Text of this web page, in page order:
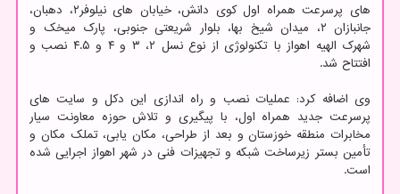
های پرسرعت همراه اول کوی دانش، خیابان های نیلوفر۲، دهبان،
جانبازان ۲، میدان شیخ بها، بلوار شریعتی جنوبی، پارک میخک و
شهرک الهیه اهواز با تکنولوژی از نوع نسل ۲، ۳ و ۴ و ۴.۵ نصب و
افتتاح شد.
وی اضافه کرد: عملیات نصب و راه اندازی این دکل و سایت های
پرسرعت جدید همراه اول، با پیگیری و تلاش حوزه معاونت سیار
مخابرات منطقه خوزستان و بعد از طراحی، مکان یابی، تملک مکان و
تأمین بستر زیرساخت شبکه و تجهیزات فنی در شهر اهواز اجرایی شده
است.